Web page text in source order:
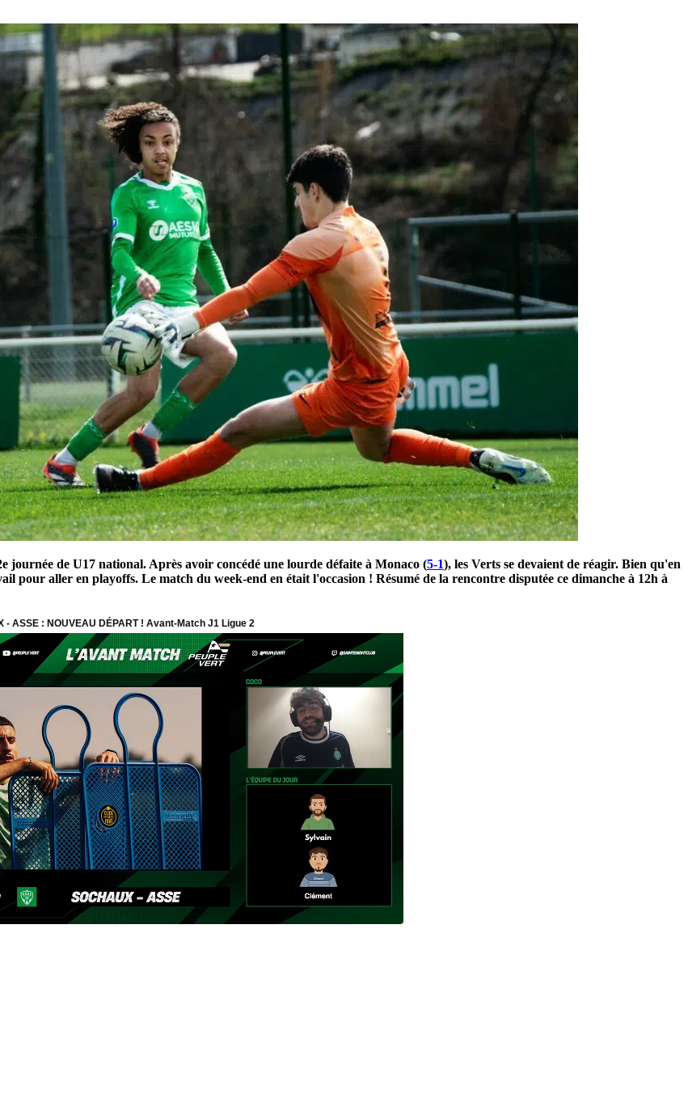
journée de U17 national. Après avoir concédé une lourde défaite à Monaco (5-1), les Verts se devaient de réagir. Bien qu'en
pour aller en playoffs. Le match du week-end en était l'occasion ! Résumé de la rencontre disputée ce dimanche à 12h à